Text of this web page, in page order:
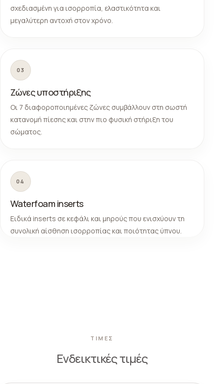
σχεδιασμένη για ισορροπία, ελαστικότητα και
μεγαλύτερη αντοχή στον χρόνο.
03
Ζώνες υποστήριξης
Οι 7 διαφοροποιημένες ζώνες συμβάλλουν στη σωστή
κατανομή πίεσης και στην πιο φυσική στήριξη του
σώματος.
04
Waterfoam inserts
Ειδικά inserts σε κεφάλι και μηρούς που ενισχύουν τη
συνολική αίσθηση ισορροπίας και ποιότητας ύπνου.
ΤΙΜΕΣ
Ενδεικτικές τιμές